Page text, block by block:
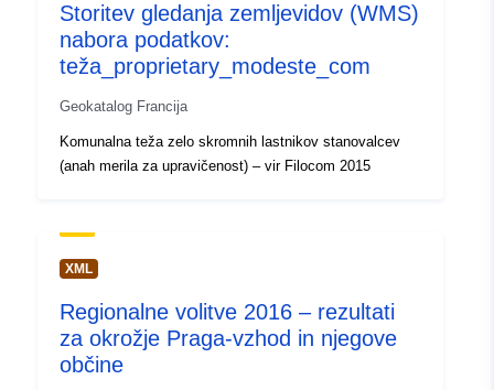
Storitev gledanja zemljevidov (WMS)
nabora podatkov:
teža_proprietary_modeste_com
Geokatalog Francija
Komunalna teža zelo skromnih lastnikov stanovalcev
(anah merila za upravičenost) – vir Filocom 2015
XML
Regionalne volitve 2016 – rezultati
za okrožje Praga-vzhod in njegove
občine